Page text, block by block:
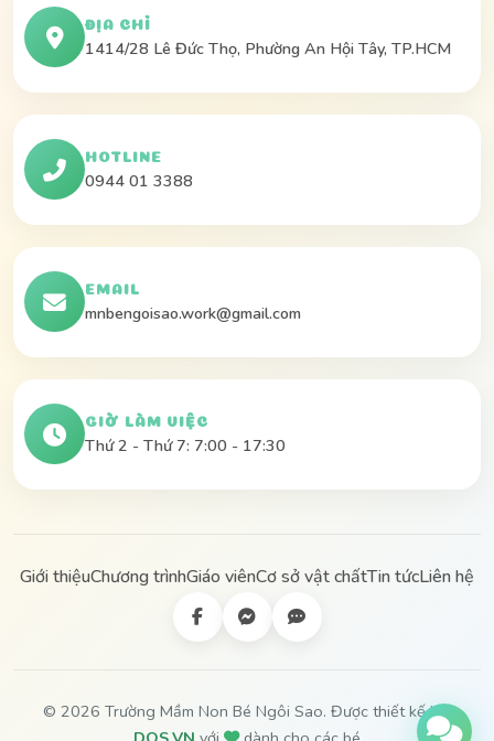
ĐỊA CHỈ
1414/28 Lê Đức Thọ, Phường An Hội Tây, TP.HCM
HOTLINE
0944 01 3388
EMAIL
mnbengoisao.work@gmail.com
GIỜ LÀM VIỆC
Thứ 2 - Thứ 7: 7:00 - 17:30
Giới thiệuChương trìnhGiáo viênCơ sở vật chấtTin tứcLiên hệ
© 2026 Trường Mầm Non Bé Ngôi Sao. Được thiết kế bởi